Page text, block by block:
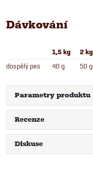
Dávkování
1,5 kg 2 kg
dospělý pes 40 g 50 g
Parametry produktu
Recenze
Diskuse